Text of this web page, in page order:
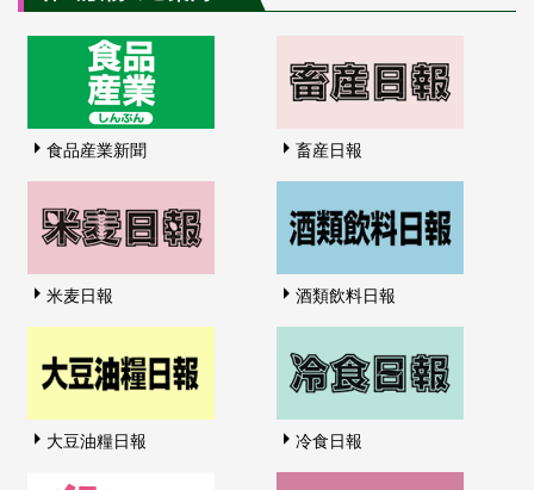
食品産業新聞 畜産日報
米麦日報 酒類飲料日報
大豆油糧日報 冷食日報